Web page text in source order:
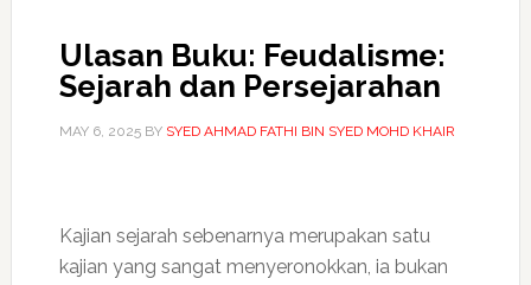
Ulasan Buku: Feudalisme:
Sejarah dan Persejarahan
MAY 6, 2025BY SYED AHMAD FATHI BIN SYED MOHD KHAIR
Kajian sejarah sebenarnya merupakan satu
kajian yang sangat menyeronokkan, ia bukan